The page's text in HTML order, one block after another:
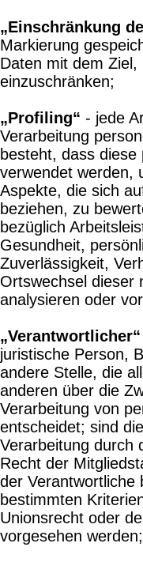
„Einschränkung
Markierung
Daten mit dem
einzuschränken;
„Profiling“ - jede
Verarbeitung
besteht, dass
verwendet werden,
Aspekte, die sich
beziehen, zu
bezüglich
Gesundheit,
Zuverlässigkeit,
Ortswechsel dieser
analysieren oder
„Verantwortlicher“
juristische Person,
andere Stelle, die
anderen über die
Verarbeitung von
entscheidet; sind
Verarbeitung durch
Recht der
der Verantwortliche
bestimmten
Unionsrecht oder
vorgesehen werden;